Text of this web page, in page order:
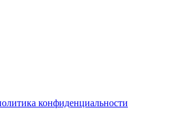
конфиденциальности